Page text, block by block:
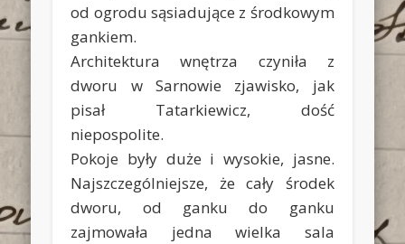
od ogrodu sąsiadujące z środkowym
gankiem.
Architektura wnętrza czyniła z
dworu w Sarnowie zjawisko, jak
pisał Tatarkiewicz, dość
niepospolite.
Pokoje były duże i wysokie, jasne.
Najszczególniejsze, że cały środek
dworu, od ganku do ganku
zajmowała jedna wielka sala